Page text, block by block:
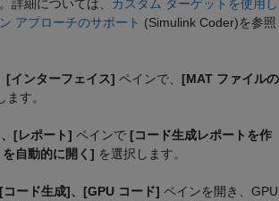
詳細については、
カスタム ターゲットを使用し
アプローチのサポート (Simulink Coder)を参照
[インターフェイス] ペインで、 [MAT ファイルの
ます。
[レポート] ペインで [コード生成レポートを作
自動的に開く] を選択します。
[コード生成]、[GPU コード] ペインを開き、GPU